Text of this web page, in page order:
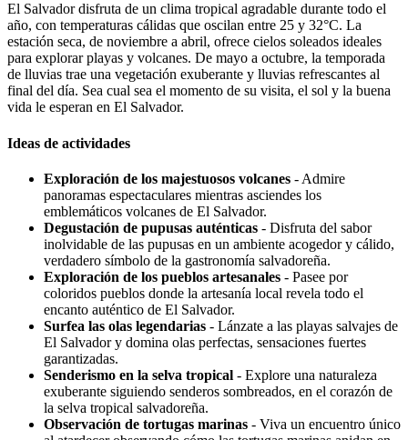
El Salvador disfruta de un clima tropical agradable durante todo el
año, con temperaturas cálidas que oscilan entre 25 y 32°C. La
estación seca, de noviembre a abril, ofrece cielos soleados ideales
para explorar playas y volcanes. De mayo a octubre, la temporada
de lluvias trae una vegetación exuberante y lluvias refrescantes al
final del día. Sea cual sea el momento de su visita, el sol y la buena
vida le esperan en El Salvador.
Ideas de actividades
Exploración de los majestuosos volcanes - Admire
panoramas espectaculares mientras asciendes los
emblemáticos volcanes de El Salvador.
Degustación de pupusas auténticas - Disfruta del sabor
inolvidable de las pupusas en un ambiente acogedor y cálido,
verdadero símbolo de la gastronomía salvadoreña.
Exploración de los pueblos artesanales - Pasee por
coloridos pueblos donde la artesanía local revela todo el
encanto auténtico de El Salvador.
Surfea las olas legendarias - Lánzate a las playas salvajes de
El Salvador y domina olas perfectas, sensaciones fuertes
garantizadas.
Senderismo en la selva tropical - Explore una naturaleza
exuberante siguiendo senderos sombreados, en el corazón de
la selva tropical salvadoreña.
Observación de tortugas marinas - Viva un encuentro único